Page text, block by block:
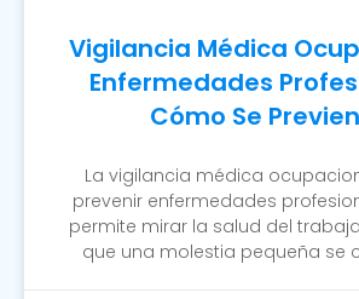
Vigilancia Médica
Enfermedades
Cómo Se
La vigilancia médica
prevenir enfermedades
permite mirar la salud del
que una molestia pequeña se